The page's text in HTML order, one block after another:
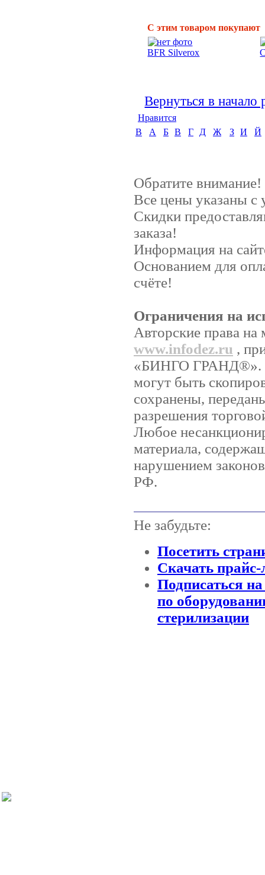
С этим товаром покупают
BFR Silverox
Вернуться в начало
Нравится
B
А Б В Г Д Ж З И Й
Обратите внимание!
Все цены указаны
Скидки
заказа!
Информация на
Основанием для
счёте!
Ограничения на
Авторские права
www.infodez.ru ,
«БИНГО ГРАНД®».
могут быть
сохранены,
разрешения
Любое
материала,
нарушением
РФ.
Не забудьте:
Посетить
Скачать прайс-
Подписаться
по
стерилизации